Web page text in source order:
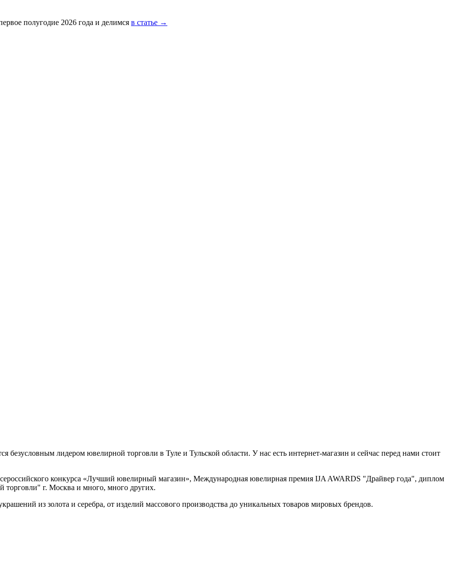
полугодие 2026 года и делимся в статье →
безусловным лидером ювелирной торговли в Туле и Тульской области. У нас есть интернет-магазин и сейчас перед нами стоит
конкурса «Лучший ювелирный магазин», Международная ювелирная премия IJA AWARDS "Драйвер года", диплом
торговли" г. Москва и много, много других.
из золота и серебра, от изделий массового производства до уникальных товаров мировых брендов.